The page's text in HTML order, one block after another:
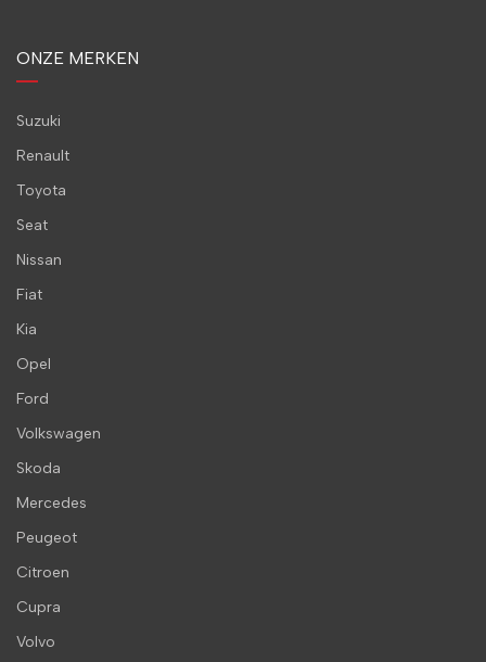
ONZE MERKEN
Suzuki
Renault
Toyota
Seat
Nissan
Fiat
Kia
Opel
Ford
Volkswagen
Skoda
Mercedes
Peugeot
Citroen
Cupra
Volvo